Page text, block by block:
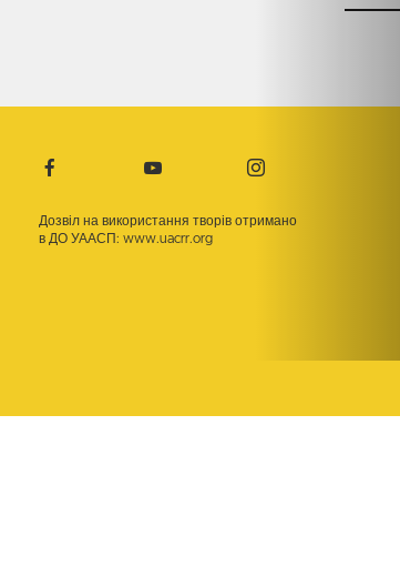
Дозвіл на використання творів отримано
в ДО УААСП: www.uacrr.org